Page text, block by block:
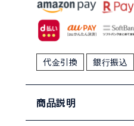
代金引換 銀行振込
商品説明